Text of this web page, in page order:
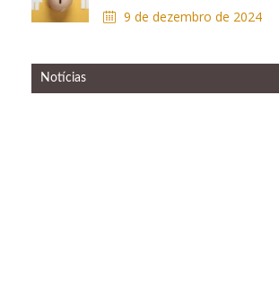
9 de dezembro de 2024
Notícias